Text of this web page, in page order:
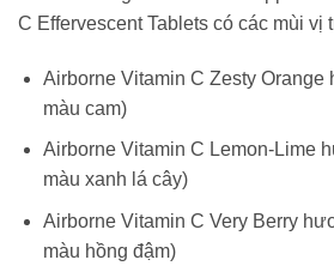
C Effervescent Tablets có các mùi vị
Airborne Vitamin C Zesty Orange
màu cam)
Airborne Vitamin C Lemon-Lime
màu xanh lá cây)
Airborne Vitamin C Very Berry
màu hồng đậm)